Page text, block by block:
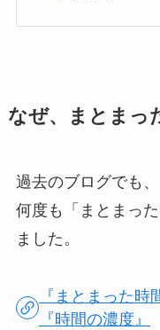
なぜ、まとまっ
過去のブログでも、
何度も「まとまっ
ました。
『まとまった
『時間の濃度』